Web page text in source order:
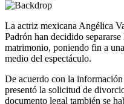
La actriz mexicana Angélica
Padrón han decidido
matrimonio, poniendo fin a
medio del espectáculo.
De acuerdo con la
presentó la solicitud de
documento legal también se